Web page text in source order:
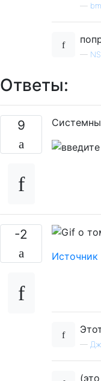
—
Ответы:
9
-2
—